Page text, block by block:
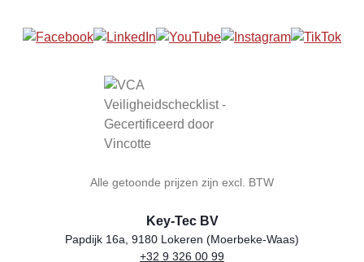
Alle getoonde prijzen zijn excl. BTW
Key-Tec BV
Papdijk 16a, 9180 Lokeren (Moerbeke-Waas)
+32 9 326 00 99